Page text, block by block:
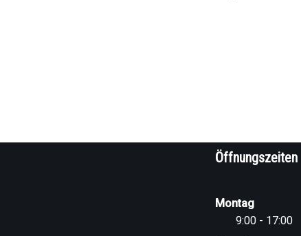
Öffnungszeiten
Montag
9:00 - 17:00